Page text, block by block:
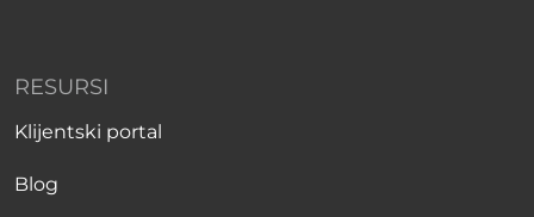
RESURSI
Klijentski portal
Blog